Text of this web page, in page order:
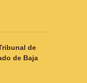
de
de Baja